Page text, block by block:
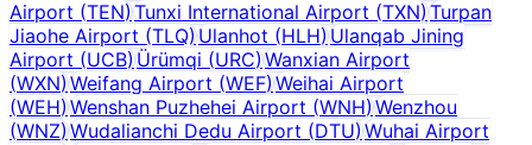
Airport (TEN)Tunxi International Airport (TXN) Turpan
Jiaohe Airport (TLQ)Ulanhot (HLH) Ulanqab Jining
Airport (UCB)Ürümqi (URC) Wanxian Airport
(WXN)Weifang Airport (WEF) Weihai Airport
(WEH)Wenshan Puzhehei Airport (WNH) Wenzhou
(WNZ)Wudalianchi Dedu Airport (DTU) Wuhai Airport